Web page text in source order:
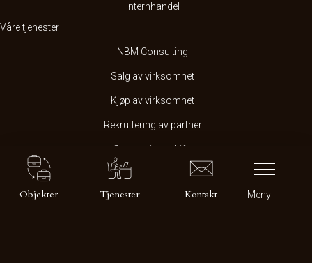
Internhandel
Våre tjenester
NBM Consulting
Salg av virksomhet
Kjøp av virksomhet
Rekruttering av partner
Generasjonsskifte
Verdivurdering
Andre tjenester
Objekter Tjenester Kontakt Meny